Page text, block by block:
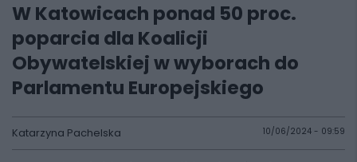
W Katowicach ponad 50 proc.
poparcia dla Koalicji
Obywatelskiej w wyborach do
Parlamentu Europejskiego
Katarzyna Pachelska 10/06/2024 - 09:59